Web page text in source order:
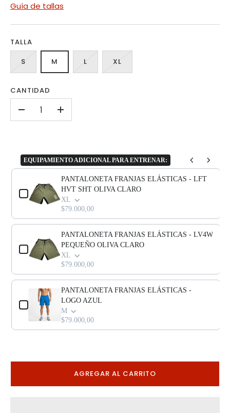
Guía de tallas
TALLA
S
M L XL
CANTIDAD
+
EQUIPAMIENTO ADICIONAL PARA ENTRENAR:
Use the Previous and Next buttons to navigate through product
PANTALONETA FRANJAS ELÁSTICAS - LFT
HVT SHT OLIVA CLARO
XL
$79.000,00
PANTALONETA FRANJAS ELÁSTICAS - LV4W
PEQUEÑO OLIVA CLARO
XL
$79.000,00
PANTALONETA FRANJAS ELÁSTICAS -
LOGO AZUL
M
$79.000,00
AGREGAR AL CARRITO